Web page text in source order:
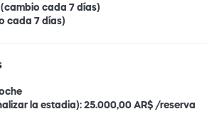
cada 7 días)
cada 7 días)
la estadia): 25.000,00 AR$ /reserva